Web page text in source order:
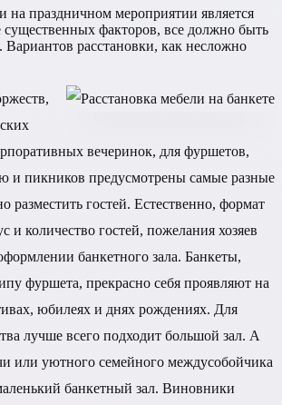
на праздничном мероприятии является
существенных факторов, все должно быть
Вариантов расстановки, как несложно
вечеринок, для фуршетов,
и пикников предусмотрены самые разные
разместить гостей. Естественно, формат
и количество гостей, пожелания хозяев
банкетного зала. Банкеты,
фуршета, прекрасно себя проявляют на
юбилеях и днях рождениях. Для
лучше всего подходит большой зал. А
или уютного семейного междусобойчика
банкетный зал. Виновники